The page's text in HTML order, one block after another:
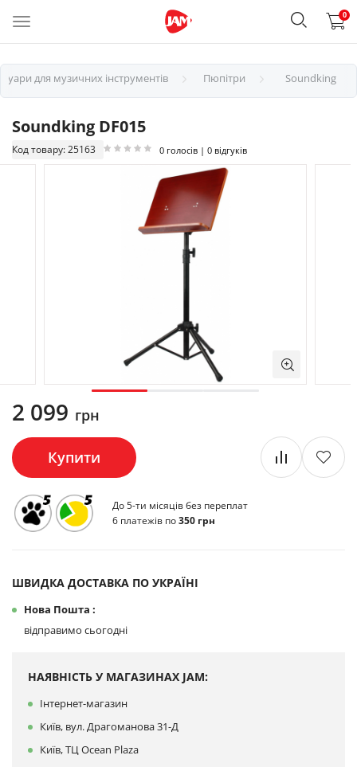
0
для музичних інструментів Пюпітри Soundking
Soundking DF015
Код товару: 25163 0 голосів | 0 відгуків
2 099 грн
Купити
До 5-ти місяців без переплат
6 платежів по350 грн
ШВИДКА ДОСТАВКА ПО УКРАЇНІ
Нова Пошта :
відправимо сьогодні
НАЯВНІСТЬ У МАГАЗИНАХ JAM:
Інтернет-магазин
Київ, вул. Драгоманова 31-Д
Київ, ТЦ Ocean Plaza